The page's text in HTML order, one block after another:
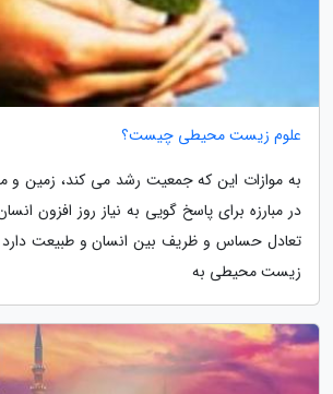
علوم زیست محیطی چیست؟
به موازات این که جمعیت رشد می کند، زمین
در مبارزه برای پاسخ گویی به نیاز روز افزون
تعادل حساس و ظریف بین انسان و طبیعت دارد
زیست محیطی به